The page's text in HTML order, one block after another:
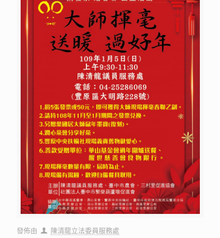
發佈由 陳清龍立法委員服務處